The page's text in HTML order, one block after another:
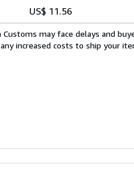
US$ 11.56
may face delays and
increased costs to ship your